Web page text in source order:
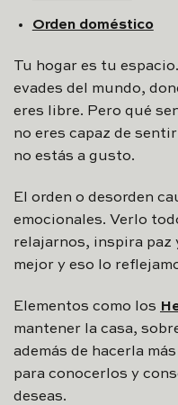
Orden doméstico
Tu hogar es tu
evades del mundo,
eres libre. Pero qué
no eres capaz de
no estás a gusto.
El orden o desorden
emocionales. Verlo
relajarnos, inspira paz
mejor y eso lo
Elementos como los
mantener la casa,
además de hacerla
para conocerlos y
deseas.